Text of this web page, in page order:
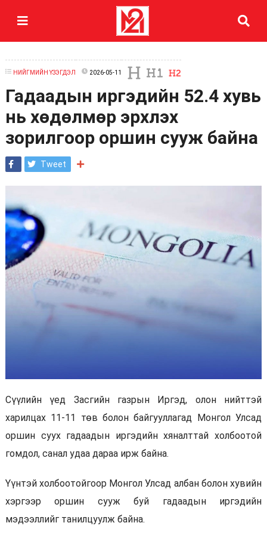
НИЙГМИЙН ҮЗЭГДЭЛ 2026-05-11
Гадаадын иргэдийн 52.4 хувь
нь хөдөлмөр эрхлэх
зорилгоор оршин сууж байна
Tweet
Сүүлийн үед Засгийн газрын Иргэд, олон нийттэй
харилцах 11-11 төв болон байгууллагад Монгол Улсад
оршин суух гадаадын иргэдийн хяналттай холбоотой
гомдол, санал удаа дараа ирж байна.
Үүнтэй холбоотойгоор Монгол Улсад албан болон хувийн
хэргээр оршин сууж буй гадаадын иргэдийн
мэдээллийг танилцуулж байна.